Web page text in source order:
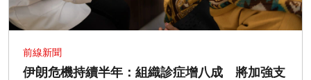
前線新聞
伊朗危機持續半年：組織診症增八成 將加強支